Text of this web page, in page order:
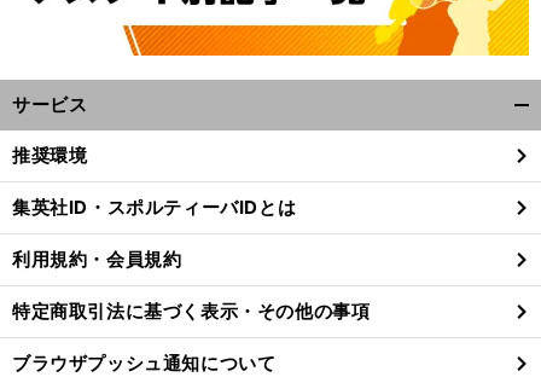
サービス
閉
る
推奨環境
集英社ID・スポルティーバIDとは
利用規約・会員規約
特定商取引法に基づく表示・その他の事項
ブラウザプッシュ通知について